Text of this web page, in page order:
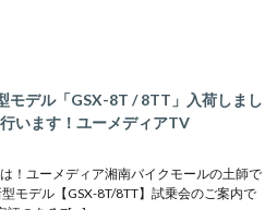
モデル「GSX-8T / 8TT」入荷しまし
います！ユーメディアTV
！ユーメディア湘南バイクモールの土師で
モデル【GSX-8T/8TT】試乗会のご案内で